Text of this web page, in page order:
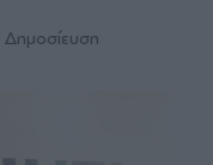
Δημοσίευση